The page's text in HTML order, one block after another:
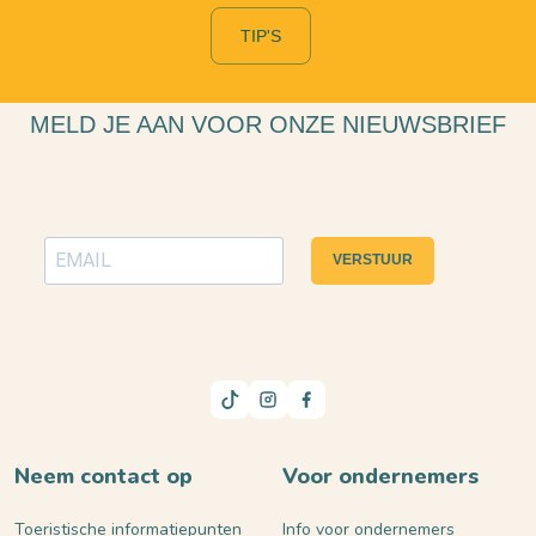
TIP'S
MELD JE AAN VOOR ONZE NIEUWSBRIEF
VERSTUUR
Neem contact op
Toeristische informatiepunten
Voor ondernemers
Info voor ondernemers